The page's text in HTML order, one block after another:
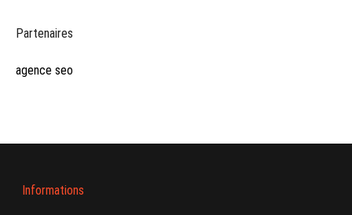
Partenaires
agence seo
Informations